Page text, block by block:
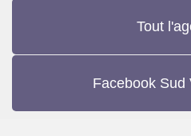
Tout
Facebook Sud